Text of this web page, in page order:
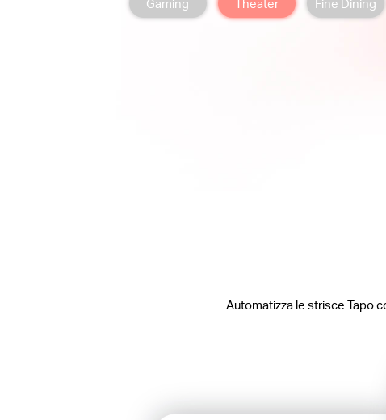
Gaming Theater Fine Dining
Automatizza le strisce Tapo